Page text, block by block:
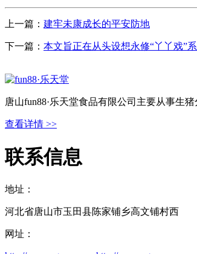
上一篇： 建牢未康成长的平安防地
下一篇： 本文旨正在从头设想永修“丫丫戏”
唐山fun88·乐天堂食品有限公司主要从事生
查看详情 >>
联系信息
地址：
河北省唐山市玉田县陈家铺乡高文铺村西
网址：